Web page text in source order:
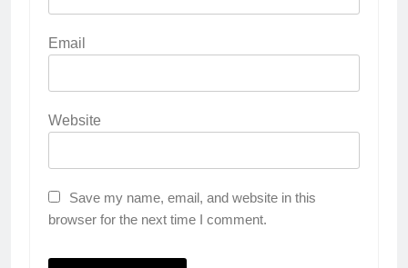
Email
Website
Save my name, email, and website in this
browser for the next time I comment.